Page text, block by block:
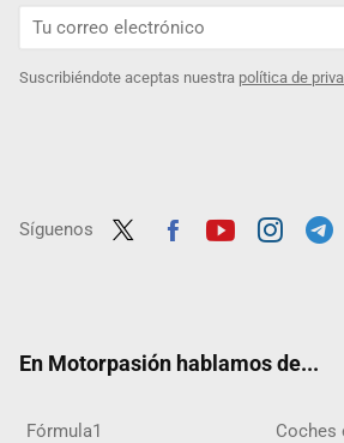
Suscribiéndote aceptas nuestra política de
Síguenos
En Motorpasión hablamos de...
Fórmula1 Coches